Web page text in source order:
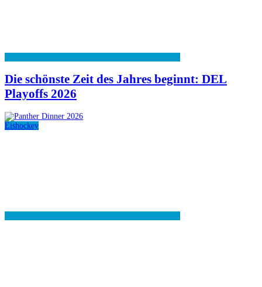
Die schönste Zeit des Jahres beginnt: DEL
Playoffs 2026
Eishockey